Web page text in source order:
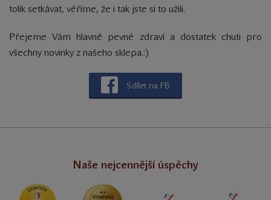
tolik setkávat, věříme, že i tak jste si to užili.
Přejeme Vám hlavně pevné zdraví a dostatek chuti pro
všechny novinky z našeho sklepa.:)
Sdílet na FB
Naše nejcennější úspěchy